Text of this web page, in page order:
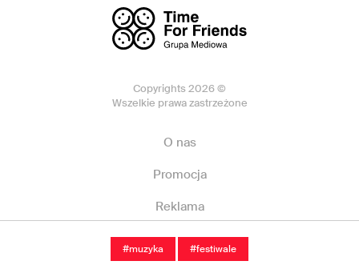
#muzyka #festiwale
Copyrights 2026 ©
Wszelkie prawa zastrzeżone
O nas
Promocja
Reklama
Kontakt